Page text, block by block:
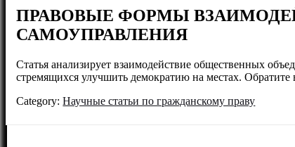
ПРАВОВЫЕ ФОРМЫ
САМОУПРАВЛЕНИЯ
Статья анализирует взаимодействие общественных
стремящихся улучшить демократию на местах.
Category:Научные статьи по гражданскому праву